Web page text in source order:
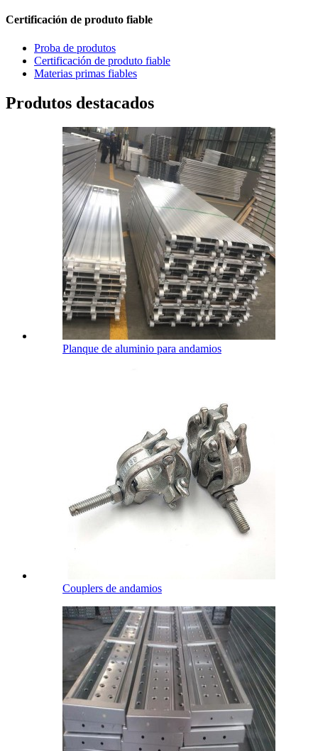
Certificación de produto fiable
Proba de produtos
Certificación de produto fiable
Materias primas fiables
Produtos destacados
Planque de aluminio para andamios
Couplers de andamios